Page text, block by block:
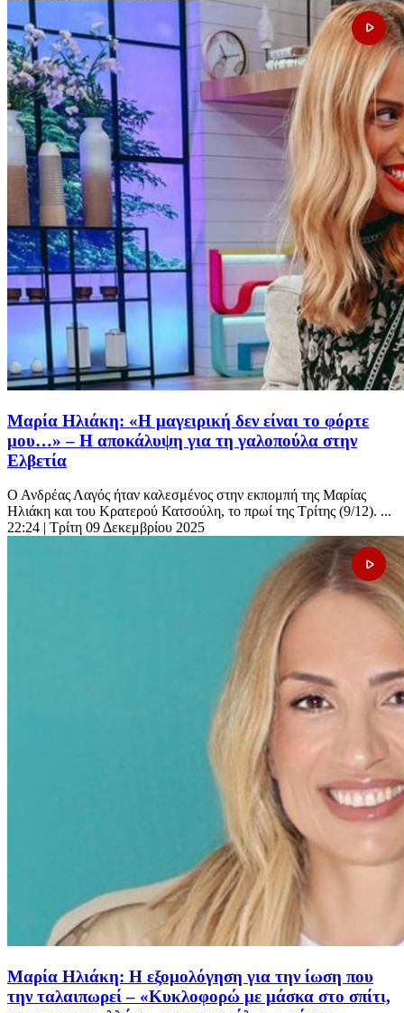
Μαρία Ηλιάκη: «Η μαγειρική δεν είναι το φόρτε
μου…» – Η αποκάλυψη για τη γαλοπούλα στην
Ελβετία
Ο Ανδρέας Λαγός ήταν καλεσμένος στην εκπομπή της Μαρίας
Ηλιάκη και του Κρατερού Κατσούλη, το πρωί της Τρίτης (9/12). ...
22:24 | Τρίτη 09 Δεκεμβρίου 2025
Μαρία Ηλιάκη: Η εξομολόγηση για την ίωση που
την ταλαιπωρεί – «Κυκλοφορώ με μάσκα στο σπίτι,